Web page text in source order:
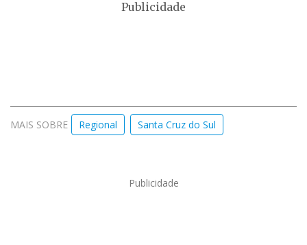
Publicidade
MAIS SOBRE Regional Santa Cruz do Sul
Publicidade